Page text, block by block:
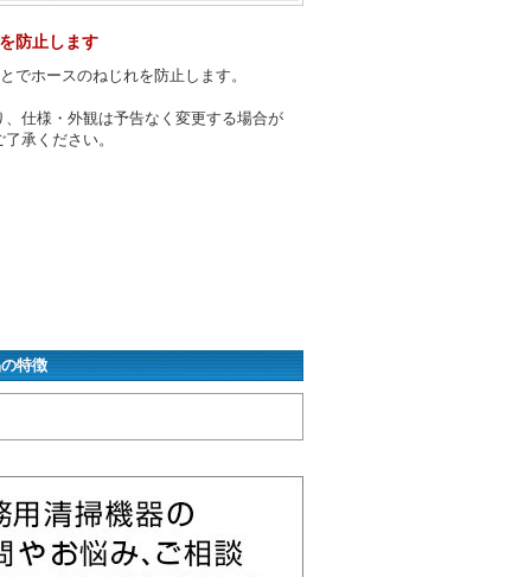
防止します
でホースのねじれを防止します。
仕様・外観は予告なく変更する場合が
承ください。
特徴